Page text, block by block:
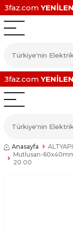
3faz.com
3faz.com
Anasayfa ALTYAPI
Mutlusan-60x40mm
20 00